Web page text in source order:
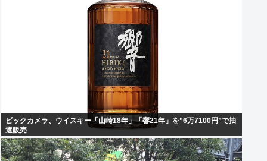
ビックカメラ、ウイスキー「山崎18年」「響21年」を”6万7100円”で抽
選販売